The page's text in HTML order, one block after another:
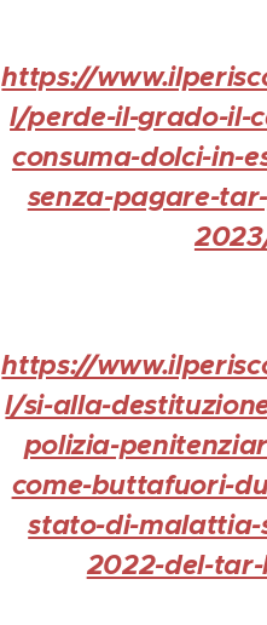
https://
l/perde-il-grado-il-
consuma-dolci-in-
senza-pagare-
https://
l/si-alla-
polizia-
come-buttafuori-
stato-di-malattia-
2022-del-